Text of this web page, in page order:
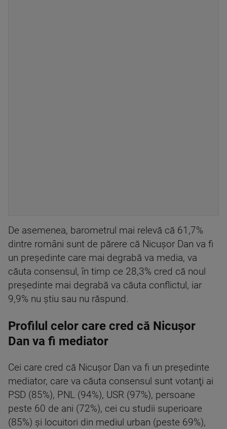
De asemenea, barometrul mai relevă că 61,7%
dintre români sunt de părere că Nicuşor Dan va fi
un preşedinte care mai degrabă va media, va
căuta consensul, în timp ce 28,3% cred că noul
preşedinte mai degrabă va căuta conflictul, iar
9,9% nu ştiu sau nu răspund.
Profilul celor care cred că Nicușor
Dan va fi mediator
Cei care cred că Nicuşor Dan va fi un preşedinte
mediator, care va căuta consensul sunt votanţi ai
PSD (85%), PNL (94%), USR (97%), persoane
peste 60 de ani (72%), cei cu studii superioare
(85%) şi locuitori din mediul urban (peste 69%),